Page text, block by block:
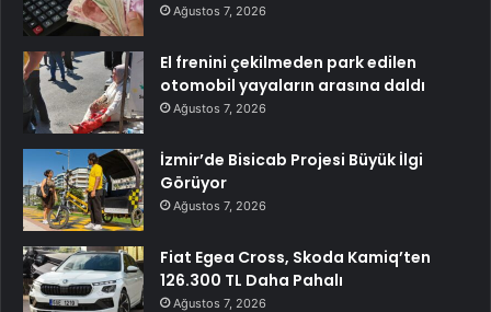
Ağustos 7, 2026
El frenini çekilmeden park edilen
otomobil yayaların arasına daldı
Ağustos 7, 2026
İzmir’de Bisicab Projesi Büyük İlgi
Görüyor
Ağustos 7, 2026
Fiat Egea Cross, Skoda Kamiq’ten
126.300 TL Daha Pahalı
Ağustos 7, 2026